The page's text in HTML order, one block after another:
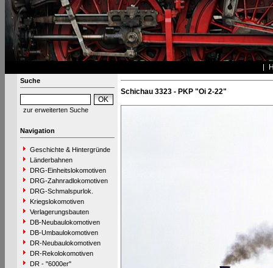
Suche
zur erweiterten Suche
Navigation
Geschichte & Hintergründe
Länderbahnen
DRG-Einheitslokomotiven
DRG-Zahnradlokomotiven
DRG-Schmalspurlok.
Kriegslokomotiven
Verlagerungsbauten
DB-Neubaulokomotiven
DB-Umbaulokomotiven
DR-Neubaulokomotiven
DR-Rekolokomotiven
DR - "6000er"
Schichau 3323 - PKP "Oi 2-22"